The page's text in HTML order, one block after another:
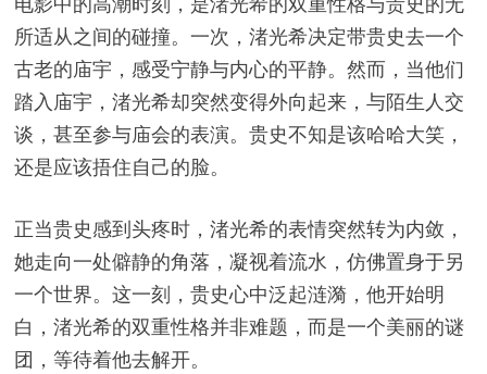
所适从之间的碰撞。一次，渚光希决定带贵史去一个
古老的庙宇，感受宁静与内心的平静。然而，当他们
踏入庙宇，渚光希却突然变得外向起来，与陌生人交
谈，甚至参与庙会的表演。贵史不知是该哈哈大笑，
还是应该捂住自己的脸。
正当贵史感到头疼时，渚光希的表情突然转为内敛，
她走向一处僻静的角落，凝视着流水，仿佛置身于另
一个世界。这一刻，贵史心中泛起涟漪，他开始明
白，渚光希的双重性格并非难题，而是一个美丽的谜
团，等待着他去解开。